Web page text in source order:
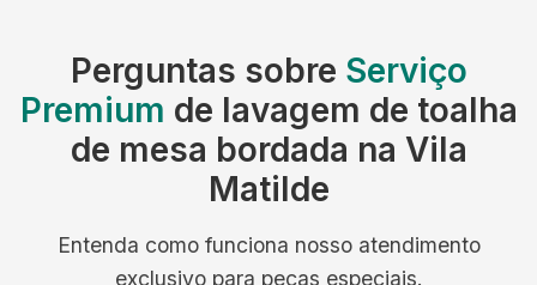
Perguntas sobre Serviço
Premium de lavagem de toalha
de mesa bordada na Vila
Matilde
Entenda como funciona nosso atendimento
exclusivo para peças especiais.